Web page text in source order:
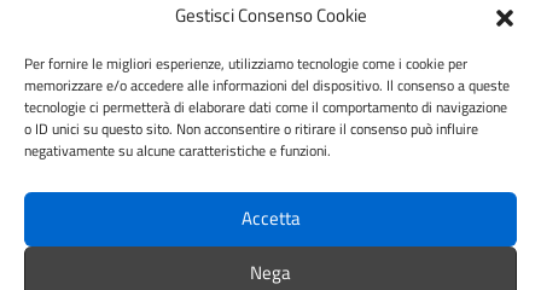
Gestisci Consenso Cookie
Per fornire le migliori esperienze, utilizziamo tecnologie come i cookie per
memorizzare e/o accedere alle informazioni del dispositivo. Il consenso a queste
tecnologie ci permetterà di elaborare dati come il comportamento di navigazione
o ID unici su questo sito. Non acconsentire o ritirare il consenso può influire
negativamente su alcune caratteristiche e funzioni.
Accetta
Nega
Amministrazione trasparente
Informativa privacy
Cookie Policy (UE)
Note legali
Dichiarazione di accessibilità
SEGUICI SU